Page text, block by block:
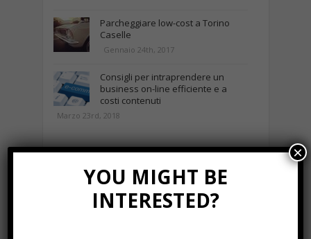
Parcheggiare low-cost a Torino
Caselle
Gennaio 24th, 2017
Consigli per intraprendere un
business on-line efficiente e a
costi contenuti
Marzo 23rd, 2018
YOU MIGHT BE
INTERESTED?
×